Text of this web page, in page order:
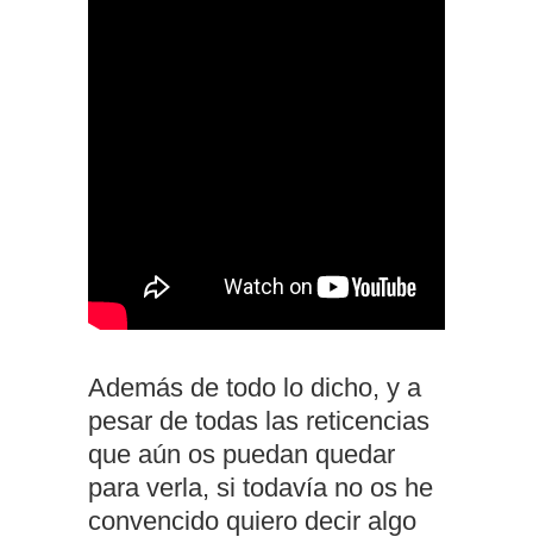
Además de todo lo dicho, y a
pesar de todas las reticencias
que aún os puedan quedar
para verla, si todavía no os he
convencido quiero decir algo